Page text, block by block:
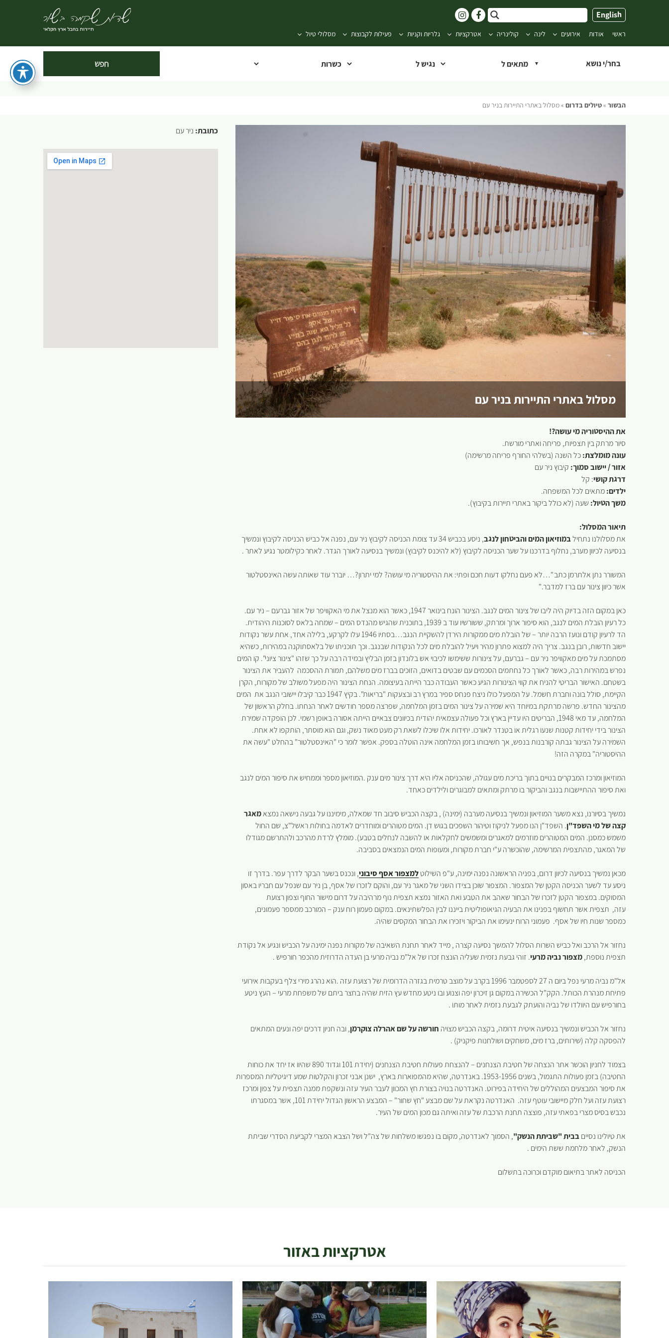
English
ראשי אודות אירועים לינה קולינריה אטרקציות גלריות וקניות פעילות לקבוצות מסלולי טיול
בחר/י נושא
הבשור »טיולים בדרום »מסלול באתרי התיירות בניר עם
מסלול באתרי התיירות בניר עם
את ההיסטוריה מי עושה?!
סיור מרתק בין תצפיות, פריחה ואתרי מורשת.
עונה מומלצת: כל השנה (בשלהי החורף פריחה מרשימה)
אזור / יישוב סמוך: קיבוץ ניר עם
דרגת קושי: קל
ילדים: מתאים לכל המשפחה.
משך הטיול: שעה (לא כולל ביקור באתרי תיירות בקיבוץ).
תיאור המסלול:
את מסלולנו נתחילבמוזיאון המים והביטחון לנגב
, ניסע בכביש 34 עד צומת הכניסה לקיבוץ ניר עם, נפנה אל כביש הכניסה לקיבוץ ונמשיך
בנסיעה לכיוון מערב, נחלוף בדרכנו על שער הכניסה לקיבוץ (לא להיכנס לקיבוץ) ונמשיך בנסיעה לאורך הגדר. לאחר כקילומטר נגיע לאתר .
המשורר נתן אלתרמן כתב "…לא פעם נחלקו דעות חכם ופתי: את ההיסטוריה מי עושה? למי יתרון?… יוברר עוד שאותה עשה האינסטלטור
אשר כיוון צינור עם ברז למדבר."
כאן במקום הזה בדיוק היה ליבו של צינור המים לנגב. הצינור הונח בינואר 1947, כאשר הוא מנצל את מי האקוויפר של אזור גברעם – ניר עם.
כל רעיון הובלת המים לנגב, הוא סיפור ארוך ומרתק, ששורשיו עוד ב 1939, בתוכנית שהגיש מהנדס המים – שמחה בלאס לסוכנות היהודית.
הד לרעיון קודם ונועז הרבה יותר – של הובלת מים ממקורות הירדן להשקיית הנגב…בסתיו 1946 עלו לקרקע, בלילה אחד, אחת עשר נקודות
יישוב חדשות, רובן בנגב. צריך היה למצוא פתרון מהיר ויעיל להובלת מים לכל הנקודות שבנגב. וכך תוכניתו של בלאסתוקנה במהירות, כשהיא
מסתמכת על מים מאקוויפר ניר עם – גברעם, על צינורות ששימשו לכיבוי אש בלונדון בזמן הבליץ ובמידה רבה על כך שזהו "צינור ציוני". קו המים
נפרש במהירות רבה, כאשר לאורך כל נחתמים הסכמים עם שבטים בדואים, הזוכים בברז מים משלהם, תמורת ההסכמה להעביר את הצינור
בשטחם. האישור הבריטי להניח את קווי הצינורות הגיע כאשר העבודה כבר הייתה בעיצומה. הנחת הצינור היה מפעל משולב של מקורות, הקרן
הקיימת, סולל בונה וחברת חשמל. על המפעל כולו ניצח פנחס ספיר במרץ רב ובצעקות "בריאות". בקיץ 1947 כבר קיבלו יישובי הנגב את המים
מהצינור החדש. פרשה מרתקת במיוחד היא שמירה על צינור המים בזמן המלחמה, שפרצה מספר חודשים לאחר הנחתו. בחלק הראשון של
המלחמה, עד מאי 1948, הבריטים היו עדיין בארץ וכל פעולה עצמאית יהודית בכיוונים צבאיים הייתה אסורה באופן רשמי. לכן הופקדה שמירת
הצינור בידי יחידות קטנות שנעו רגלית או בטנדר לאורכו. יחידות אלו שיכלו לשאת רק מעט מאוד נשק, וגם הוא מוסתר, הותקפו לא אחת.
השמירה על הצינור גבתה קורבנות בנפש, אך חשיבותו בזמן המלחמה אינה הוטלה בספק. אפשר לומר כי "האינסטלטור" בהחלט "עשה את
ההיסטוריה" במקרה הזה!
המוזיאון ומרכז המבקרים בנויים בתוך בריכת מים עגולה, שהכניסה אליו היא דרך צינור מים ענק .המוזיאון מספר וממחיש את סיפור המים לנגב
ואת סיפור ההתיישבות בנגב והביקור בו מרתק ומתאים למבוגרים ולילדים כאחד.
נמשיך בסיורנו, נצא משער המוזיאון ונמשיך בנסיעה מערבה (ימינה) , בקצה הכביש סיבוב חד שמאלה, מימיננו על גבעה נישאה נמצאמאגר
קצה של מי השפד"ן. השפד"ן הנו מפעל לניקוז וטיהור השפכים בגוש דן. המים מטוהרים ומוחדרים לאדמה בחולות ראשל"צ, שם החול
משמש כמסנן. המים המטוהרים מוזרמים למאגרים ומשמשים לחקלאות או להשבה לנחלים בטבע). מומלץ לרדת מהרכב ולהתרשם מגודלו
של המאגר, מהתצפית המרשימה, שהוכשרה ע"י חברת מקורות, ומעופות המים הנמצאים בסביבה.
מכאן נמשיך בנסיעה לכיוון דרום, בפניה הראשונה נפנה ימינה, ע"פ השילוט למצפור אסף סיבוני, ונכנס בשער הבקר לדרך עפר. בדרך זו
ניסע עד לשער הכניסה הקטן של המצפור. המצפור שוכן בצידו השני של מאגר ניר עם, והוקם לזכרו של אסף, בן ניר עם שנפל עם חבריו באסון
המסוקים. במצפור הקטן לזכרו של הבחור שאהב את הטבע ואת האזור נמצא תצפית נוף מרהיבה על דרום מישור החוף וצפון רצועת
עזה, תצפית אשר תחשוף בפנינו את הבעיה הגיאופוליטית בייננו לבין הפלשתינאים. במקום פעמון רוח ענק – המורכב ממספר פעמונים,
כמספר שנות חיו של אסף. פעמוני הרוח ינעימו את הביקור ויזכירו את הבחור המקסים שהיה.
נחזור אל הרכב ואל כביש השרות הסלול להמשך נסיעה קצרה , מייד לאחר תחנת השאיבה של מקורות נפנה ימינה על הכביש ונגיע אל נקודת
תצפית נוספת, מצפור נביה מרעי. זוהי גבעת נזמית שעליה הונצח זכרו של אל"מ נביה מרעי בן העדה הדרוזית מהכפר חורפיש .
אל"מ נביה מרעי נפל ביום ה 27 לספטמבר 1996 בקרב על מוצב טרמית בגזרה הדרומית של רצועת עזה .הוא נהרג מירי צלף בעקבות אירועי
פתיחת מנהרת הכותל. הקק"ל הכשירה במקום גן זיכרון יפה וצנוע ובו ניטע מחדש עץ הזית שהיה בחצר ביתם של משפחת מרעי – העץ ניטע
בחורפיש עם היוולדו של נביה והועתק לגבעת נזמית לאחר מותו .
נחזור אל הכביש ונמשיך בנסיעה איטית דרומה, בקצה הכביש מצויה חורשה על שם אהרלה צוקרמן, ובה חניון דרכים יפה ונעים המתאים
להפסקה קלה (שירותים, ברז מים, משחקים ושולחנות פיקניק) .
בצמוד לחניון הוכשר אתר הנצחה של חטיבת הצנחנים – להנצחת פעולות חטיבת הצנחנים (יחידת 101 וגדוד 890 שהיוו אז יחד את כוחות
החטיבה) בזמן פעולות התגמול, בשנים 1953-1956. באנדרטה, שהיא מהמפוארות בארץ, ישנן אבני זכרון והקלטות שמע דיגיטליות המספרות
את סיפור המבצעים המהוללים של היחידה בפירוט. האנדרטה בנויה בצורת חץ המכוון לעבר העיר עזה ונשקפת ממנה תצפית על צפון ומרכז
רצועת עזה ועל חלק מיישובי עוטף עזה. האנדרטה נקראת על שם מבצע "חץ שחור" – המבצע הראשון הגדול יחידת 101, אשר במסגרתו
נכבש בסיס מצרי בפאתי עזה, פוצצה תחנת הרכבת של עזה ואיתה גם מכון המים של העיר.
את טיולינו נסיים בבית "שביתת הנשק", הסמוך לאנדרטה, מקום בו נפגשו משלחות של צה"ל ושל הצבא המצרי לקביעת הסדרי שביתת
הנשק, לאחר מלחמת ששת הימים .
הכניסה לאתר בתיאום מוקדם וכרוכה בתשלום
כתובת: ניר עם
אטרקציות באזור